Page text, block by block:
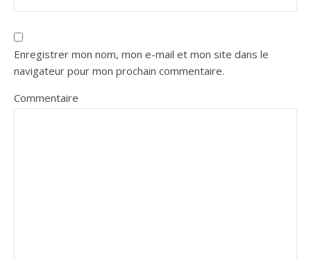
Enregistrer mon nom, mon e-mail et mon site dans le
navigateur pour mon prochain commentaire.
Commentaire